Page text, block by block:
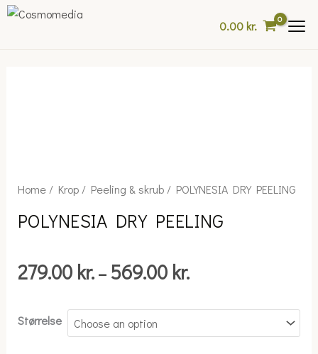
Skip
0.00kr.
Home/ Krop/ Peeling & skrub/ POLYNESIA DRY PEELING
POLYNESIA DRY PEELING
279.00 kr. – 569.00 kr.
Price
279.00 kr.
Størrelse
POLYNESIA
PEELING